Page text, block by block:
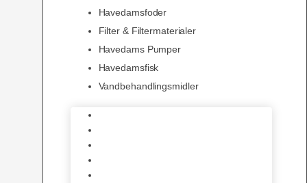
Havedamsfoder
Filter & Filtermaterialer
Havedams Pumper
Havedamsfisk
Vandbehandlingsmidler